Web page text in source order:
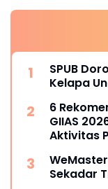
SPUB
Kelapa
6
GIIAS
Aktivitas
Sekadar